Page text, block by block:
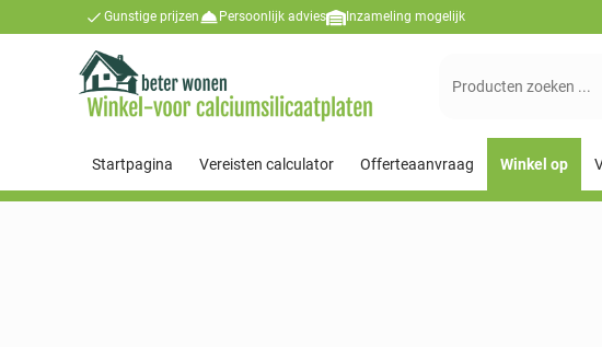
Gunstige prijzen Persoonlijk advies Inzameling mogelijk
Suchen
Startpagina Vereisten calculator Offerteaanvraag Winkel op